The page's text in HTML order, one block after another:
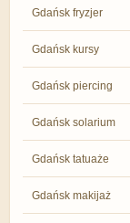
Gdańsk fryzjer
Gdańsk kursy
Gdańsk piercing
Gdańsk solarium
Gdańsk tatuaże
Gdańsk makijaż